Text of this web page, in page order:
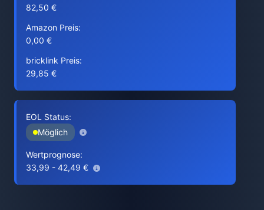
82,50 €
Amazon Preis:
0,00 €
bricklink Preis:
29,85 €
EOL Status:
Möglich
Wertprognose:
33,99 - 42,49 €